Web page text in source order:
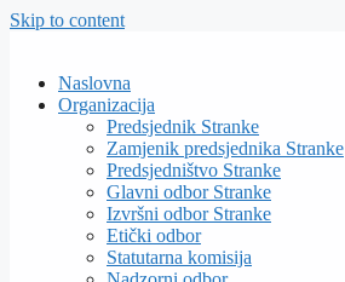
Skip to content
Naslovna
Organizacija
Predsjednik Stranke
Zamjenik predsjednika Stranke
Predsjedništvo Stranke
Glavni odbor Stranke
Izvršni odbor Stranke
Etički odbor
Statutarna komisija